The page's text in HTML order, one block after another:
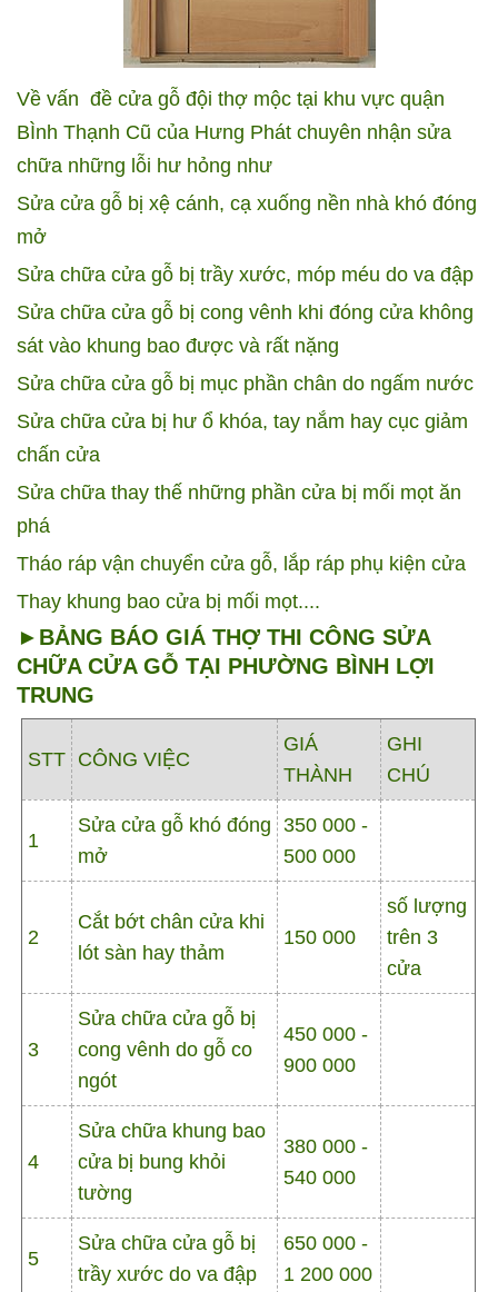
Về vấn đề cửa gỗ đội thợ mộc tại khu vực quận
BÌnh Thạnh Cũ của Hưng Phát chuyên nhận sửa
chữa những lỗi hư hỏng như
Sửa cửa gỗ bị xệ cánh, cạ xuống nền nhà khó đóng
mở
Sửa chữa cửa gỗ bị trầy xước, móp méu do va đập
Sửa chữa cửa gỗ bị cong vênh khi đóng cửa không
sát vào khung bao được và rất nặng
Sửa chữa cửa gỗ bị mục phần chân do ngấm nước
Sửa chữa cửa bị hư ổ khóa, tay nắm hay cục giảm
chấn cửa
Sửa chữa thay thế những phần cửa bị mối mọt ăn
phá
Tháo ráp vận chuyển cửa gỗ, lắp ráp phụ kiện cửa
Thay khung bao cửa bị mối mọt....
►BẢNG BÁO GIÁ THỢ THI CÔNG SỬA
CHỮA CỬA GỖ TẠI PHƯỜNG BÌNH LỢI
TRUNG
STT CÔNG VIỆC
GIÁ
THÀNH
GHI
CHÚ
1
Sửa cửa gỗ khó đóng
mở
350 000 -
500 000
2
Cắt bớt chân cửa khi
lót sàn hay thảm
150 000
số lượng
trên 3
cửa
3
Sửa chữa cửa gỗ bị
cong vênh do gỗ co
ngót
450 000 -
900 000
4
Sửa chữa khung bao
cửa bị bung khỏi
tường
380 000 -
540 000
5
Sửa chữa cửa gỗ bị
trầy xước do va đập
650 000 -
1 200 000